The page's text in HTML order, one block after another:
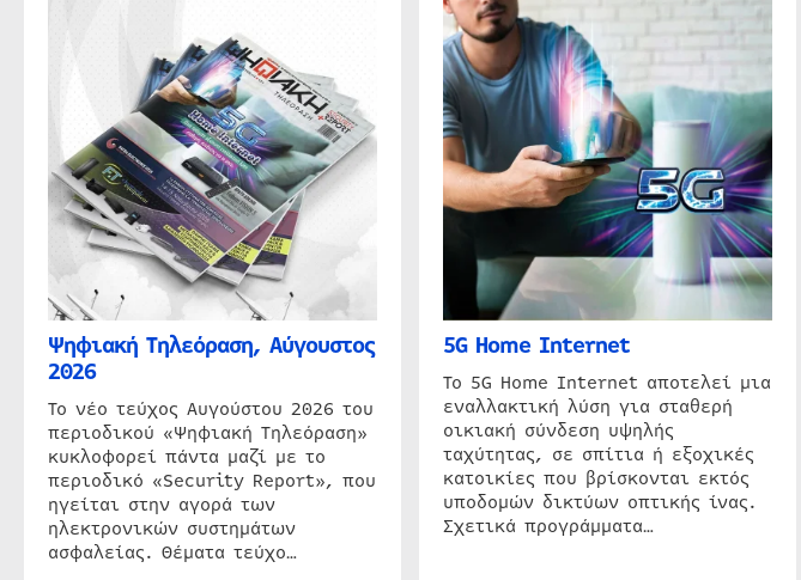
Ψηφιακή Τηλεόραση, Αύγουστος
2026
Το νέο τεύχος Αυγούστου 2026 του
περιοδικού «Ψηφιακή Τηλεόραση»
κυκλοφορεί πάντα μαζί με το
περιοδικό «Security Report», που
ηγείται στην αγορά των
ηλεκτρονικών συστημάτων
ασφαλείας. Θέματα τεύχο…
5G Home Internet
Το 5G Home Internet αποτελεί μια
εναλλακτική λύση για σταθερή
οικιακή σύνδεση υψηλής
ταχύτητας, σε σπίτια ή εξοχικές
κατοικίες που βρίσκονται εκτός
υποδομών δικτύων οπτικής ίνας.
Σχετικά προγράμματα…